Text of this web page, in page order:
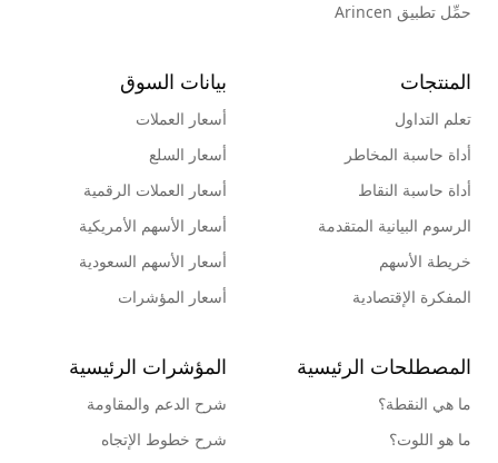
حمِّل تطبيق Arincen
المنتجات
تعلم التداول
أداة حاسبة المخاطر
أداة حاسبة النقاط
الرسوم البيانية المتقدمة
خريطة الأسهم
المفكرة الإقتصادية
بيانات السوق
أسعار العملات
أسعار السلع
أسعار العملات الرقمية
أسعار الأسهم الأمريكية
أسعار الأسهم السعودية
أسعار المؤشرات
المصطلحات الرئيسية
ما هي النقطة؟
ما هو اللوت؟
المؤشرات الرئيسية
شرح الدعم والمقاومة
شرح خطوط الإتجاه